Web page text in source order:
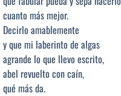
cuanto más mejor.
Decirlo amablemente
y que mi laberinto de algas
agrande lo que llevo escrito,
abel revuelto con caín,
qué más da.